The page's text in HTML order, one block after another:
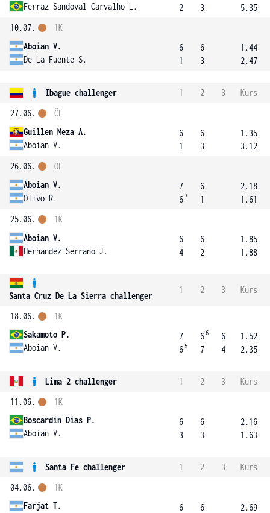
Ferraz Sandoval Carvalho L.
2
3
5.35
10.07.
Aboian V.
De La Fuente S.
1K
6
1
6
3
1.44
2.47
Ibague challenger 1 2 3
Kurs
27.06.
Guillen Meza A.
Aboian V.
ČF
6
1
6
3
1.35
3.12
26.06.
Aboian V.
Olivo R.
OF
7
67
6
1
2.18
1.61
25.06.
Aboian V.
Hernandez Serrano J.
1K
6
4
6
2
1.85
1.88
Santa Cruz De La Sierra challenger
1 2 3 Kurs
18.06.
Sakamoto P.
Aboian V.
1K
7
6 5
66
7
6
4
1.52
2.35
Lima 2 challenger 1 2 3
Kurs
11.06.
Boscardin Dias P.
Aboian V.
1K
6
3
6
3
2.16
1.63
Santa Fe challenger 1 2 3
Kurs
04.06.
Farjat T.
1K
6
6
2.69